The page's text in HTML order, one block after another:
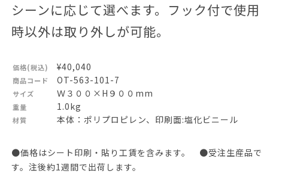
シーンに応じて選べます。フック付で使用
時以外は取り外しが可能。
価格(税込) ¥40,040
商品コード OT-563-101-7
サイズ Ｗ３００×H９００mm
重量 1.0kg
材質 本体：ポリプロピレン、印刷面:塩化ビニール
●価格はシート印刷・貼り工賃を含みます。 ●受注生産品で
す。注後約1週間で出荷します。